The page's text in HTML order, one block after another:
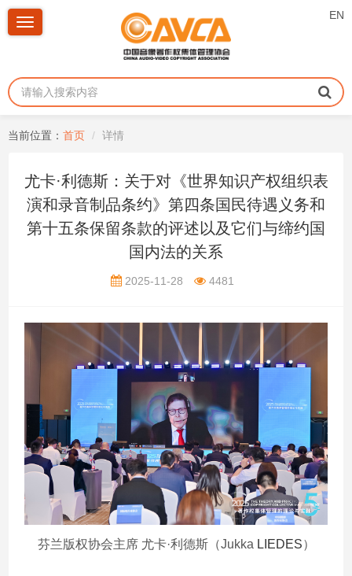
EN
Toggle
当前位置： 首页 详情
尤卡·利德斯：关于对《世界知识产权组织表
演和录音制品条约》第四条国民待遇义务和
第十五条保留条款的评述以及它们与缔约国
国内法的关系
2025-11-28 4481
芬兰版权协会主席 尤卡·利德斯（Jukka LIEDES）